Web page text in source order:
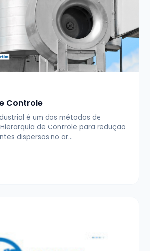
Controle
é um dos métodos de
de Controle para redução
dispersos no ar…